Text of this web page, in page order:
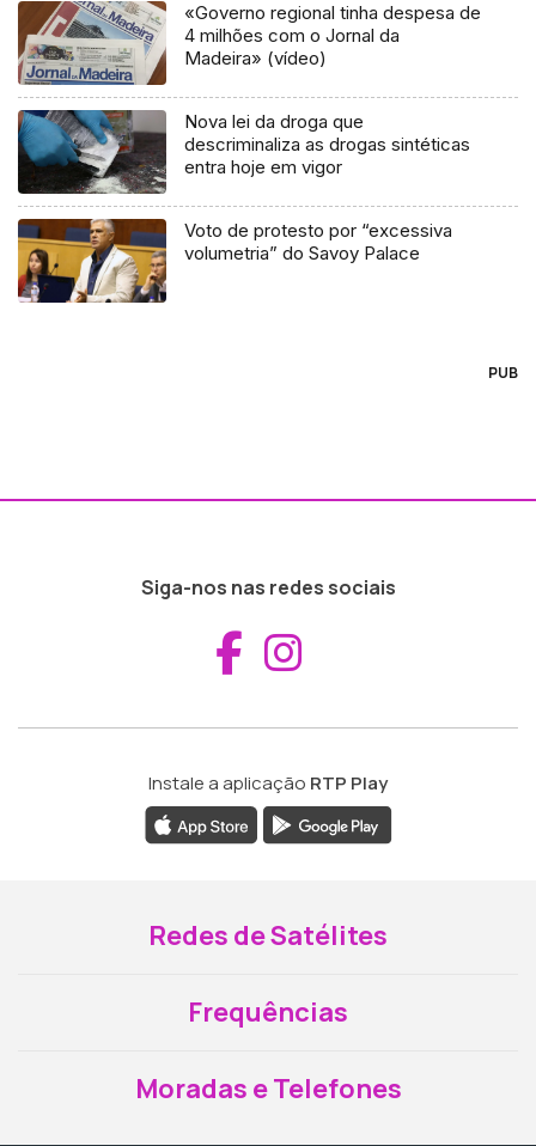
«Governo regional tinha despesa de
4 milhões com o Jornal da
Madeira» (vídeo)
Nova lei da droga que
descriminaliza as drogas sintéticas
entra hoje em vigor
Voto de protesto por “excessiva
volumetria” do Savoy Palace
PUB
Siga-nos nas redes sociais
Aceder ao
Instale a aplicação RTP Play
Redes de Satélites
Frequências
Moradas e Telefones